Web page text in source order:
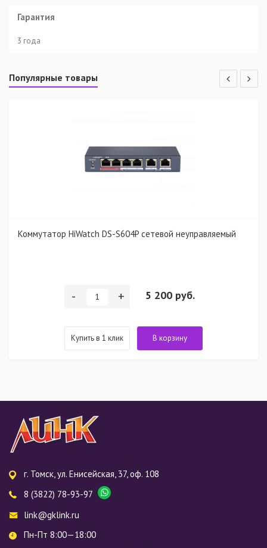
Гарантия
3 года
Популярные товары
Коммутатор HiWatch DS-S604P сетевой неуправляемый
- + 5 200 руб.
Купить в 1 клик В корзину
г. Томск, ул. Енисейская, 37, оф. 108
8 (3822) 78-93-97
link@gklink.ru
Пн-Пт 8:00—18:00